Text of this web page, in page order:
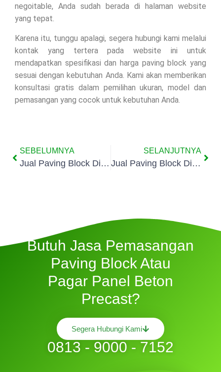
negoitable, Anda sudah berada di halaman website
yang tepat.
Karena itu, tunggu apalagi, segera hubungi kami melalui
kontak yang tertera pada website ini untuk
mendapatkan spesifikasi dan harga paving block yang
sesuai dengan kebutuhan Anda. Kami akan memberikan
konsultasi gratis dalam pemilihan ukuran, model dan
pemasangan yang cocok untuk kebutuhan Anda.
SEBELUMNYA
Jual Paving Block Di Kedaung
SELANJUTNYA
Jual Paving Block Di Pamulang Timur
Butuh Jasa Pemasangan
Paving Block Atau
Pagar Panel Beton
Precast?
Segera Hubungi Kami
0813 - 9000 - 7152